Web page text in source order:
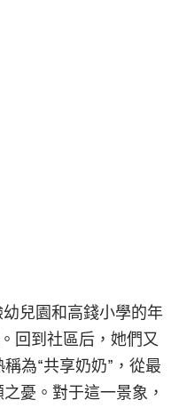
兒園和高錢小學的年
回到社區后，她們又
為“共享奶奶”，從最
憂。對于這一景象，